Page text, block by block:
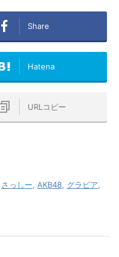
Share
Hatena
URLコピー
さっしー AKB48 グラビア